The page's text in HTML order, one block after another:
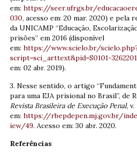
em: https://seer.ufrgs.br/
030, acesso em: 20 mar. 2020) e pela
da UNICAMP “Educação,
prisões” em 2016 (disponível
em: https://www.scielo.br/
script=sci_arttext&pid=S0101-
em: 02 abr. 2019).
3. Nesse sentido, o artigo
para uma EJA prisional no Brasil”, de
Revista Brasileira de Execução Penal,
em: https://rbepdepen.mj.gov.br/
iew/49. Acesso em: 30 abr. 2020.
Referências